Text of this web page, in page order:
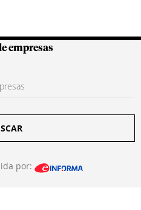
empresas
por: